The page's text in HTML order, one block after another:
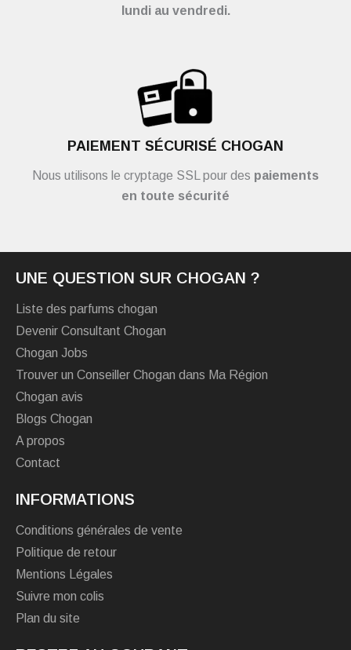
lundi au vendredi.
PAIEMENT SÉCURISÉ CHOGAN
Nous utilisons le cryptage SSL pour des paiements
en toute sécurité
UNE QUESTION SUR CHOGAN ?
Liste des parfums chogan
Devenir Consultant Chogan
Chogan Jobs
Trouver un Conseiller Chogan dans Ma Région
Chogan avis
Blogs Chogan
A propos
Contact
INFORMATIONS
Conditions générales de vente
Politique de retour
Mentions Légales
Suivre mon colis
Plan du site